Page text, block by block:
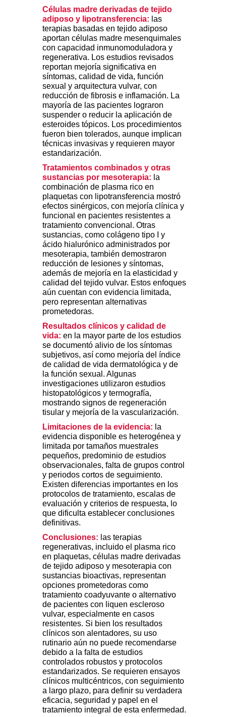
Células madre derivadas de tejido
adiposo y lipotransferencia: las
terapias basadas en tejido adiposo
aportan células madre mesenquimales
con capacidad inmunomoduladora y
regenerativa. Los estudios revisados
reportan mejoría significativa en
síntomas, calidad de vida, función
sexual y arquitectura vulvar, con
reducción de fibrosis e inflamación. La
mayoría de las pacientes lograron
suspender o reducir la aplicación de
esteroides tópicos. Los procedimientos
fueron bien tolerados, aunque implican
técnicas invasivas y requieren mayor
estandarización.
Tratamientos combinados y otras
sustancias por mesoterapia: la
combinación de plasma rico en
plaquetas con lipotransferencia mostró
efectos sinérgicos, con mejoría clínica y
funcional en pacientes resistentes a
tratamiento convencional. Otras
sustancias, como colágeno tipo I y
ácido hialurónico administrados por
mesoterapia, también demostraron
reducción de lesiones y síntomas,
además de mejoría en la elasticidad y
calidad del tejido vulvar. Estos enfoques
aún cuentan con evidencia limitada,
pero representan alternativas
prometedoras.
Resultados clínicos y calidad de
vida: en la mayor parte de los estudios
se documentó alivio de los síntomas
subjetivos, así como mejoría del índice
de calidad de vida dermatológica y de
la función sexual. Algunas
investigaciones utilizaron estudios
histopatológicos y termografía,
mostrando signos de regeneración
tisular y mejoría de la vascularización.
Limitaciones de la evidencia: la
evidencia disponible es heterogénea y
limitada por tamaños muestrales
pequeños, predominio de estudios
observacionales, falta de grupos control
y periodos cortos de seguimiento.
Existen diferencias importantes en los
protocolos de tratamiento, escalas de
evaluación y criterios de respuesta, lo
que dificulta establecer conclusiones
definitivas.
Conclusiones: las terapias
regenerativas, incluido el plasma rico
en plaquetas, células madre derivadas
de tejido adiposo y mesoterapia con
sustancias bioactivas, representan
opciones prometedoras como
tratamiento coadyuvante o alternativo
de pacientes con liquen escleroso
vulvar, especialmente en casos
resistentes. Si bien los resultados
clínicos son alentadores, su uso
rutinario aún no puede recomendarse
debido a la falta de estudios
controlados robustos y protocolos
estandarizados. Se requieren ensayos
clínicos multicéntricos, con seguimiento
a largo plazo, para definir su verdadera
eficacia, seguridad y papel en el
tratamiento integral de esta enfermedad.